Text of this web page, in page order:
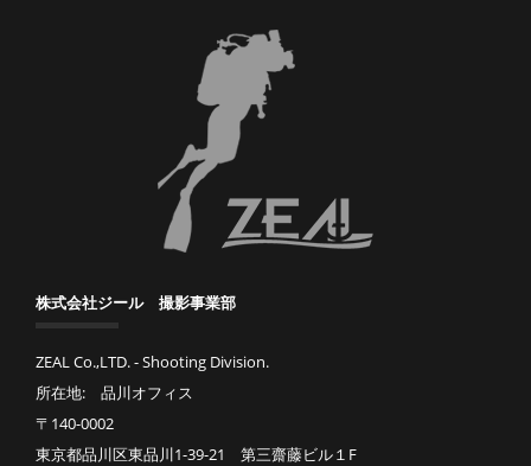
株式会社ジール 撮影事業部
ZEAL Co.,LTD. - Shooting Division.
所在地: 品川オフィス
〒140-0002
東京都品川区東品川1-39-21 第三齋藤ビル１F